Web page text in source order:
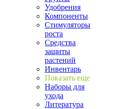
Удобрения
Компоненты
Стимуляторы
роста
Средства
защиты
растений
Инвентарь
Показать еще
Наборы для
ухода
Литература